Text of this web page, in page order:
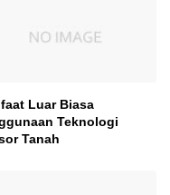
Luar Biasa
Teknologi
Tanah